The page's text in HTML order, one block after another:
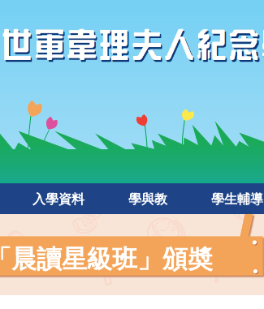
入學資料 學與教 學生輔導
「晨讀星級班」頒奬